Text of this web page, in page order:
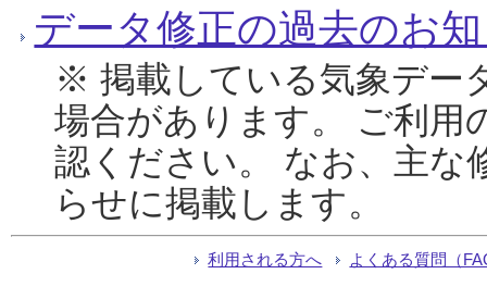
データ修正の過去のお
※ 掲載している気象デー
場合があります。 ご利用
認ください。 なお、主な
らせに掲載します。
利用される方へ よくある質問（